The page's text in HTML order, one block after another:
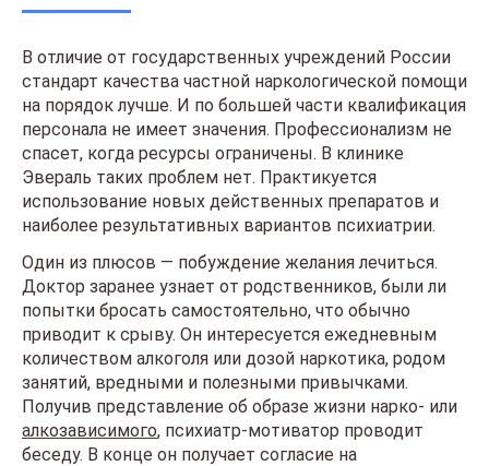
В отличие от государственных учреждений России
стандарт качества частной наркологической помощи
на порядок лучше. И по большей части квалификация
персонала не имеет значения. Профессионализм не
спасет, когда ресурсы ограничены. В клинике
Эвераль таких проблем нет. Практикуется
использование новых действенных препаратов и
наиболее результативных вариантов психиатрии.
Один из плюсов — побуждение желания лечиться.
Доктор заранее узнает от родственников, были ли
попытки бросать самостоятельно, что обычно
приводит к срыву. Он интересуется ежедневным
количеством алкоголя или дозой наркотика, родом
занятий, вредными и полезными привычками.
Получив представление об образе жизни нарко- или
алкозависимого, психиатр-мотиватор проводит
беседу. В конце он получает согласие на